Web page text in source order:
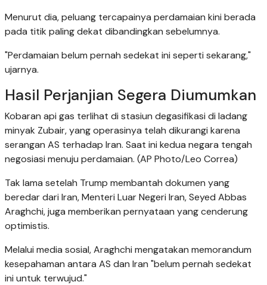
Menurut dia, peluang tercapainya perdamaian kini berada
pada titik paling dekat dibandingkan sebelumnya.
"Perdamaian belum pernah sedekat ini seperti sekarang,"
ujarnya.
Hasil Perjanjian Segera Diumumkan
Kobaran api gas terlihat di stasiun degasifikasi di ladang
minyak Zubair, yang operasinya telah dikurangi karena
serangan AS terhadap Iran. Saat ini kedua negara tengah
negosiasi menuju perdamaian. (AP Photo/Leo Correa)
Tak lama setelah Trump membantah dokumen yang
beredar dari Iran, Menteri Luar Negeri Iran, Seyed Abbas
Araghchi, juga memberikan pernyataan yang cenderung
optimistis.
Melalui media sosial, Araghchi mengatakan memorandum
kesepahaman antara AS dan Iran "belum pernah sedekat
ini untuk terwujud."